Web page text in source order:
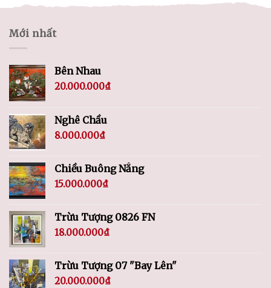
Mới nhất
Bên Nhau
20.000.000₫
Nghê Chầu
8.000.000₫
Chiều Buông Nắng
15.000.000₫
Trừu Tượng 0826 FN
18.000.000₫
Trừu Tượng 07 "Bay Lên"
20.000.000₫